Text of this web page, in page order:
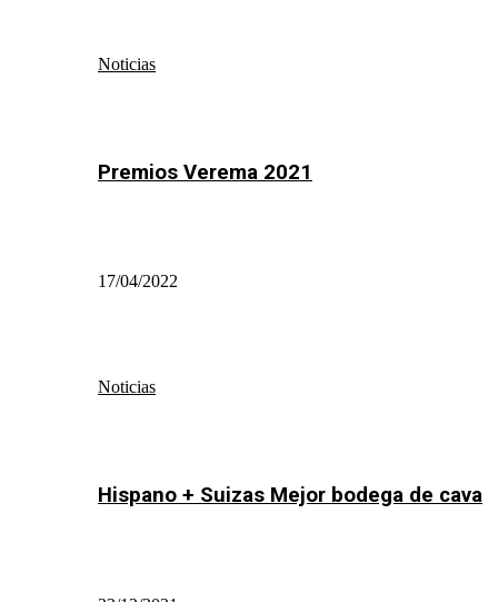
Noticias
Premios Verema 2021
17/04/2022
Noticias
Hispano + Suizas Mejor bodega de cava